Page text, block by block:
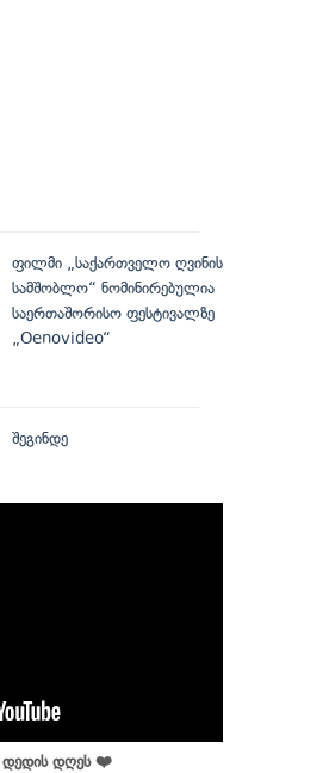
ფილმი „საქართველო ღვინის
სამშობლო“ ნომინირებულია
საერთაშორისო ფესტივალზე
„Oenovideo“
შეგინდე
დედის დღეს ❤️